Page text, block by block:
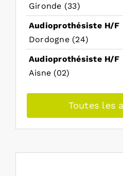
Gironde (33)
Audioprothésiste H/F
Dordogne (24)
Audioprothésiste H/F
Aisne (02)
Toutes les